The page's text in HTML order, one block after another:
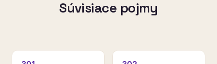
Súvisiace pojmy